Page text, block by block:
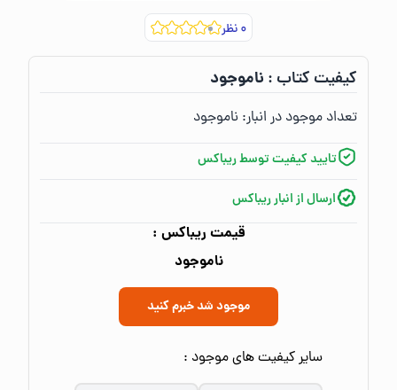
۰نظر
کیفیت کتاب :‌ ناموجود
تعداد موجود در انبار:‌ ناموجود
تایید کیفیت توسط ریباکس
ارسال از انبار ریباکس
قیمت ریباکس :
ناموجود
موجود شد خبرم کنید
سایر کیفیت های موجود :